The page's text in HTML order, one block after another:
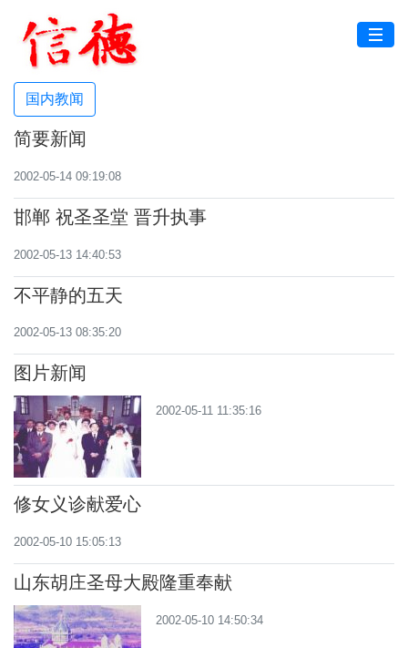
国内教闻
简要新闻
2002-05-14 09:19:08
邯郸 祝圣圣堂 晋升执事
2002-05-13 14:40:53
不平静的五天
2002-05-13 08:35:20
图片新闻
2002-05-11 11:35:16
修女义诊献爱心
2002-05-10 15:05:13
山东胡庄圣母大殿隆重奉献
2002-05-10 14:50:34